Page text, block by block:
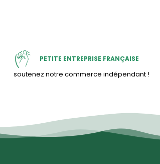
PETITE ENTREPRISE FRANÇAISE
soutenez notre commerce indépendant !